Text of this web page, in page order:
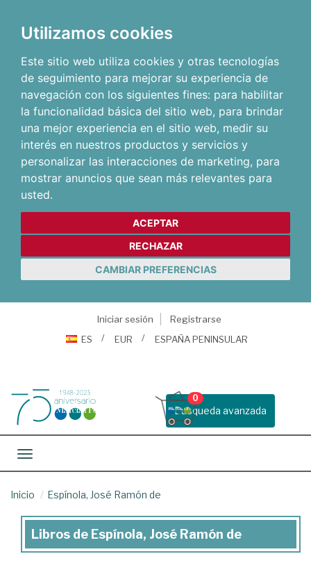
Utilizamos cookies
Este sitio web utiliza cookies y otras tecnologías
de seguimiento para mejorar su experiencia de
navegación con los siguientes fines: para habilitar
la funcionalidad básica del sitio web, para brindar
una mejor experiencia en el sitio web, medir su
interés en nuestros productos y servicios y
personalizar las interacciones de marketing, para
mostrar anuncios que sean más relevantes para
usted.
ACEPTAR
RECHAZAR
CAMBIAR PREFERENCIAS
Iniciar sesión
Registrarse
ES
EUR ESPAÑA PENINSULAR
Busqueda avanzada
0
Toggle navigation
Inicio Espínola, José Ramón de
Libros
Libros de Espínola, José Ramón de